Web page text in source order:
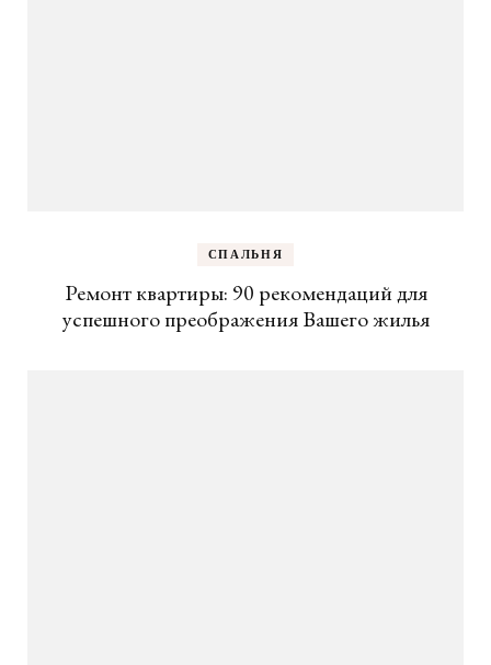
СПАЛЬНЯ
Ремонт квартиры: 90 рекомендаций для
успешного преображения Вашего жилья